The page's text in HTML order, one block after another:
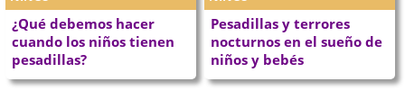
¿Qué debemos hacer
cuando los niños tienen
pesadillas?
Pesadillas y terrores
nocturnos en el sueño de
niños y bebés